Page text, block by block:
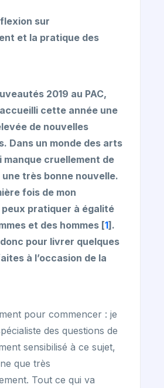
sur
et la pratique des
2019 au PAC,
cette année une
de nouvelles
Dans un monde des arts
manque cruellement de
une très bonne nouvelle.
fois de mon
pratiquer à égalité
et des hommes [1] .
pour livrer quelques
à l’occasion de la
pour commencer : je
des questions de
sensibilisé à ce sujet,
que très
Tout ce qui va